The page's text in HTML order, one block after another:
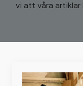
vi att våra artiklar